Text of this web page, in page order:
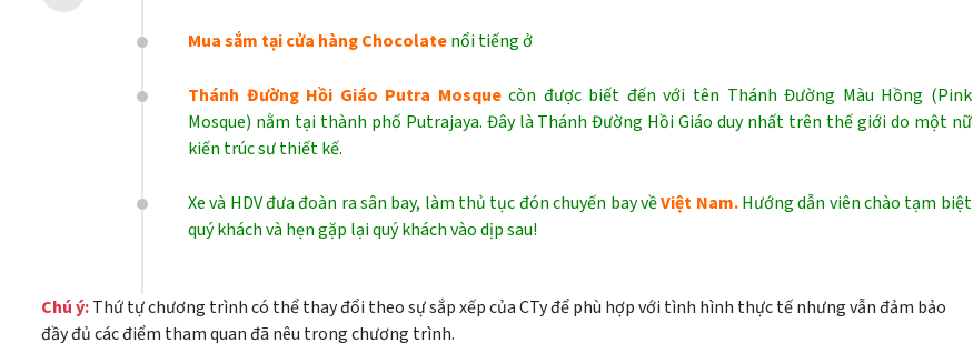
Mua sắm tại cửa hàng Chocolatenổi tiếng ở
Thánh Đường Hồi Giáo Putra Mosque còn được biết đến với tên Thánh Đường Màu Hồng (Pink
Mosque) nằm tại thành phố Putrajaya. Đây là Thánh Đường Hồi Giáo duy nhất trên thế giới do một nữ
kiến trúc sư thiết kế.
Xe và HDV đưa đoàn ra sân bay, làm thủ tục đón chuyến bay vềViệt Nam.Hướng dẫn viên chào tạm biệt
quý khách và hẹn gặp lại quý khách vào dịp sau!
Chú ý:Thứ tự chương trình có thể thay đổi theo sự sắp xếp của CTy để phù hợp với tình hình thực tế nhưng vẫn đảm bảo
đầy đủ các điểm tham quan đã nêu trong chương trình.